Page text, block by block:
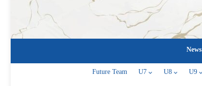
News
Future Team U7 U8 U9